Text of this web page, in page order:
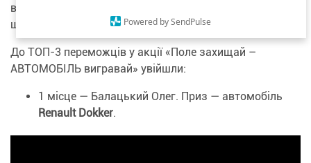
Powered by SendPulse
виконали умови акції відбувся розіграш автомобіля та
ще 9 крутих призів!
До ТОП-3 переможців у акції «Поле захищай –
АВТОМОБІЛЬ вигравай» увійшли:
1 місце — Балацький Олег. Приз — автомобіль
Renault Dokker.